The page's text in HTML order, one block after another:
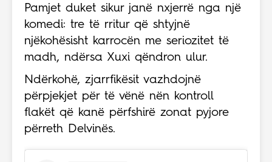
Pamjet duket sikur janë nxjerrë nga një
komedi: tre të rritur që shtyjnë
njëkohësisht karrocën me seriozitet të
madh, ndërsa Xuxi qëndron ulur.
Ndërkohë, zjarrfikësit vazhdojnë
përpjekjet për të vënë nën kontroll
flakët që kanë përfshirë zonat pyjore
përreth Delvinës.